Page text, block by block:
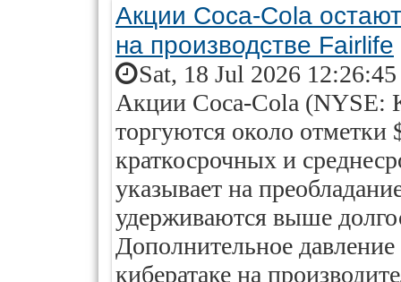
Акции Coca-Cola
на производстве Fairlife
Sat, 18 Jul 2026
Акции Coca-Cola (NYSE:
торгуются около
краткосрочных и
указывает на
удерживаются выше
Дополнительное
кибератаке на